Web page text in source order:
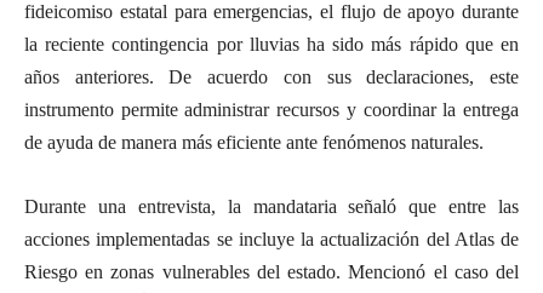
fideicomiso estatal para emergencias, el flujo de apoyo durante
la reciente contingencia por lluvias ha sido más rápido que en
años anteriores. De acuerdo con sus declaraciones, este
instrumento permite administrar recursos y coordinar la entrega
de ayuda de manera más eficiente ante fenómenos naturales.
Durante una entrevista, la mandataria señaló que entre las
acciones implementadas se incluye la actualización del Atlas de
Riesgo en zonas vulnerables del estado. Mencionó el caso del